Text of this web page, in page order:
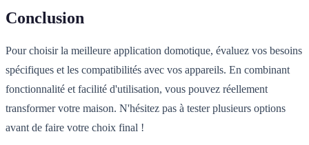
Conclusion
Pour choisir la meilleure application domotique, évaluez vos besoins
spécifiques et les compatibilités avec vos appareils. En combinant
fonctionnalité et facilité d'utilisation, vous pouvez réellement
transformer votre maison. N'hésitez pas à tester plusieurs options
avant de faire votre choix final !